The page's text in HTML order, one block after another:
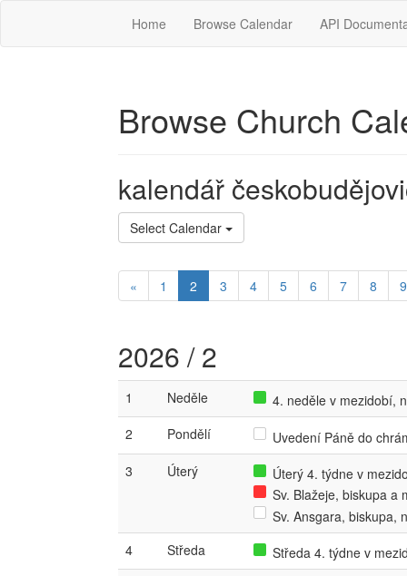
Home Browse Calendar API
Browse Church
kalendář
Select Calendar
« 1 2 3 4 5 6 7 8 9
2026 / 2
1 Neděle
4. neděle v mezidobí,
2
Pondělí
Uvedení Páně do
3
Úterý
Úterý 4. týdne v
Sv. Blažeje, biskupa a
Sv. Ansgara, biskupa,
4
Středa
Středa 4. týdne v